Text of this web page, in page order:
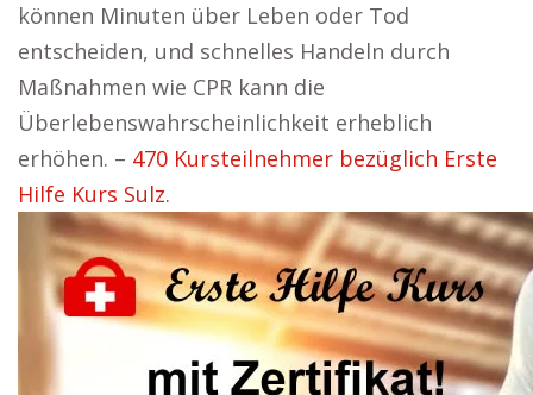
können Minuten über Leben oder Tod
entscheiden, und schnelles Handeln durch
Maßnahmen wie CPR kann die
Überlebenswahrscheinlichkeit erheblich
erhöhen. – 470 Kursteilnehmer bezüglich Erste
Hilfe Kurs Sulz.